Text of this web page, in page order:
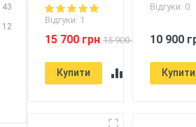
43
12
Відгуки: 1
15 700 грн 15 900 грн
Купити
Відгуки: 0
10 900
Купити